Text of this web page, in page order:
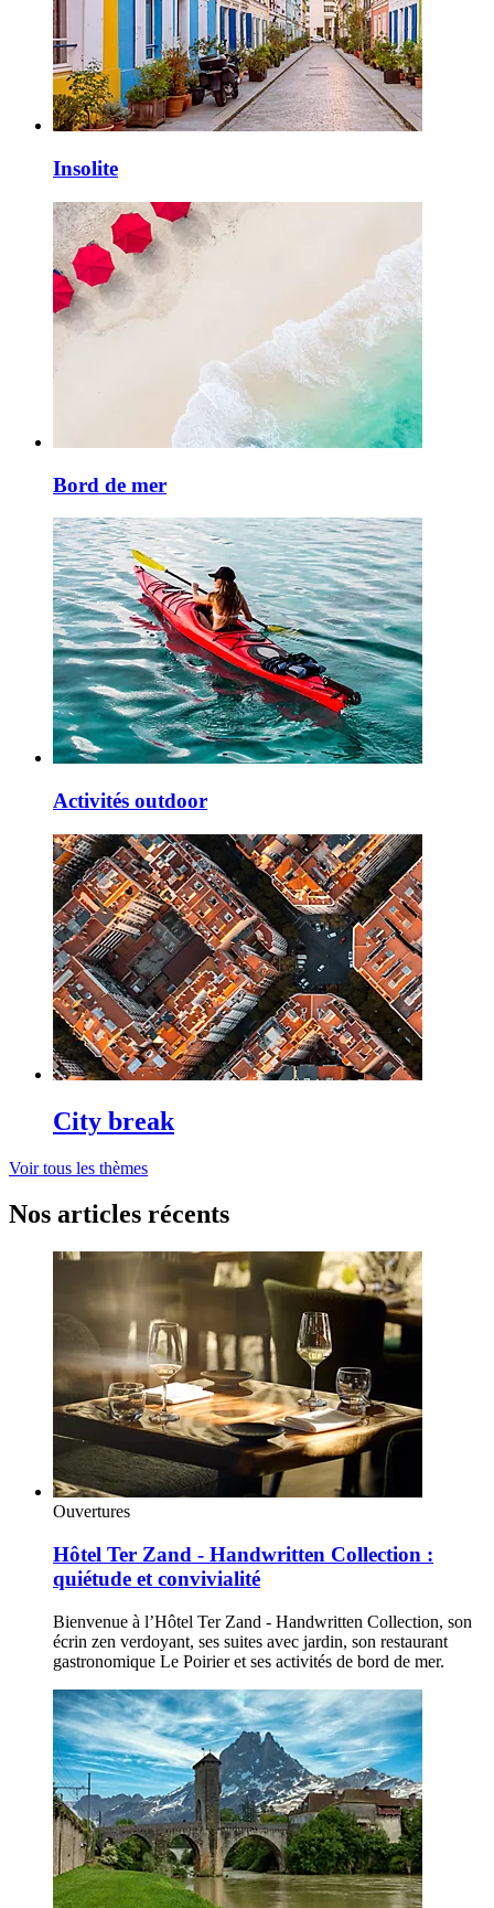
Insolite
Bord de mer
Activités outdoor
City break
Voir tous les thèmes
Nos articles récents
Ouvertures
Hôtel Ter Zand - Handwritten Collection :
quiétude et convivialité
Bienvenue à l’Hôtel Ter Zand - Handwritten Collection, son
écrin zen verdoyant, ses suites avec jardin, son restaurant
gastronomique Le Poirier et ses activités de bord de mer.